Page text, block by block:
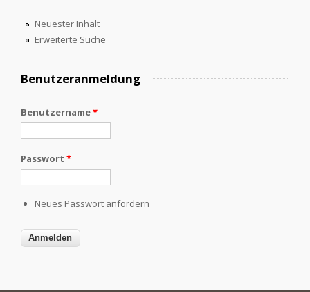
Neuester Inhalt
Erweiterte Suche
Benutzeranmeldung
Benutzername*
Passwort *
Neues Passwort anfordern